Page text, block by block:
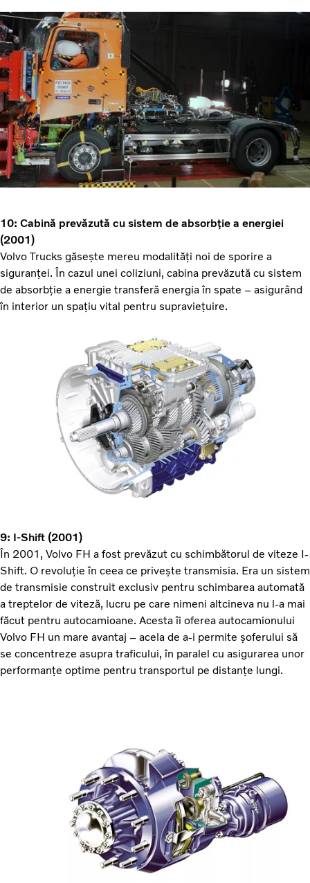
10: Cabină prevăzută cu sistem de absorbție a energiei
(2001)
Volvo Trucks găsește mereu modalități noi de sporire a
siguranței. În cazul unei coliziuni, cabina prevăzută cu sistem
de absorbție a energie transferă energia în spate – asigurând
în interior un spațiu vital pentru supraviețuire.
9: I-Shift (2001)
În 2001, Volvo FH a fost prevăzut cu schimbătorul de viteze I-
Shift. O revoluție în ceea ce privește transmisia. Era un sistem
de transmisie construit exclusiv pentru schimbarea automată
a treptelor de viteză, lucru pe care nimeni altcineva nu l-a mai
făcut pentru autocamioane. Acesta îi oferea autocamionului
Volvo FH un mare avantaj – acela de a-i permite șoferului să
se concentreze asupra traficului, în paralel cu asigurarea unor
performanțe optime pentru transportul pe distanțe lungi.